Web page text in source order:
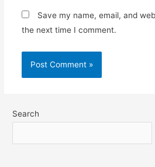
Save my name, email, and
the next time I comment.
Search